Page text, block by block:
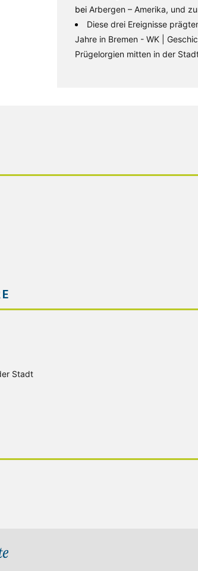
bei Arbergen – Amerika, und
Diese drei Ereignisse
Jahre in Bremen - WK |
Prügelorgien mitten in der
Stadt